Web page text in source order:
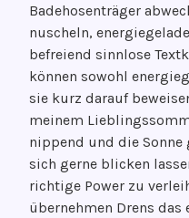
Badehosenträger
nuscheln,
befreiend sinnlose
können sowohl
sie kurz darauf
meinem
nippend und die Sonne
sich gerne blicken
richtige Power zu
übernehmen Drens